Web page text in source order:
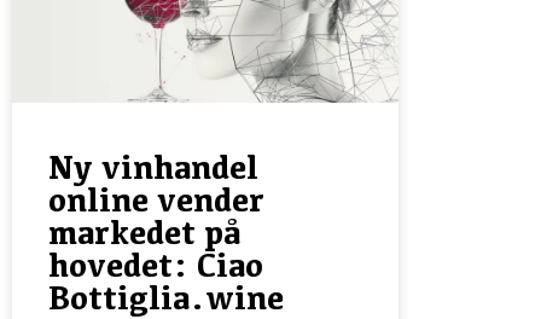
Ny vinhandel
online vender
markedet på
hovedet: Ciao
Bottiglia.wine